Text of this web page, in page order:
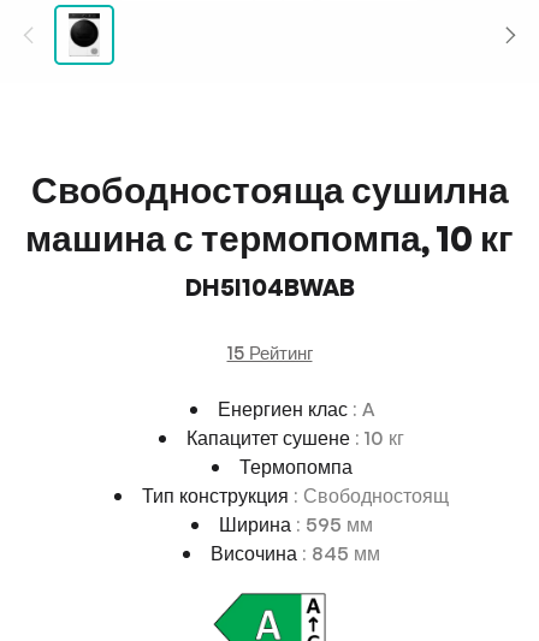
Свободностояща сушилна
машина с термопомпа, 10 кг
DH5I104BWAB
15 Рейтинг
Енергиен клас : A
Капацитет сушене : 10 кг
Термопомпа
Тип конструкция : Свободностоящ
Ширина : 595 мм
Височина : 845 мм